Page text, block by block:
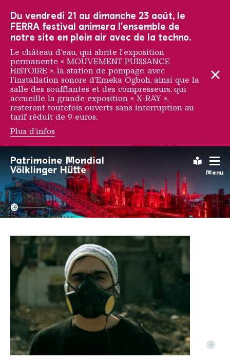
Menu
Vhils
La Völklinger Hütte
Copyright:
©
Vihls
Copyright: vihls
©
Du vendredi 21 au dimanche 23 août, le
FERRA festival animera l'ensemble de
notre site en plein air avec de la techno.
Le château d'eau, qui abrite l'exposition
permanente « MOUVEMENT PUISSANCE
HISTOIRE », la station de pompage, avec
l'installation sonore d'Emeka Ogboh, ainsi que la
salle des soufflantes et des compresseurs, qui
accueille la grande exposition « X-RAY »,
resteront toutefois ouverts sans interruption au
tarif réduit de 9 euros.
Plus d'infos